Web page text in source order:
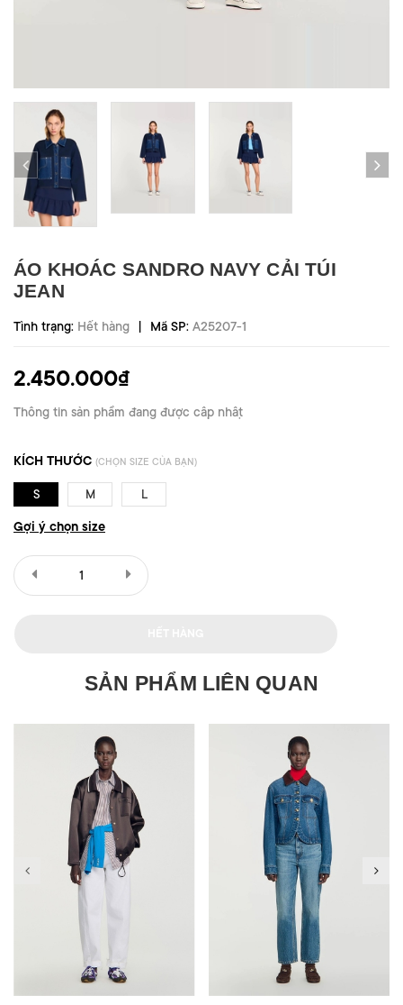
ÁO KHOÁC SANDRO NAVY CẢI TÚI
JEAN
Tình trạng: Hết hàng | Mã SP: A25207-1
2.450.000₫
Thông tin sản phẩm đang được cập nhật
KÍCH THƯỚC (CHỌN SIZE CỦA BẠN)
S M L
Gợi ý chọn size
SẢN PHẨM LIÊN QUAN